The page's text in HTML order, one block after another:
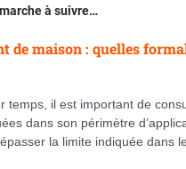
à suivre…
de maison : quelles
temps, il est important de
dans son périmètre
la limite indiquée dans le